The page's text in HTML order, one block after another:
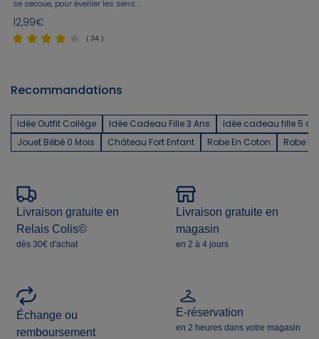
se secoue, pour éveiller les sens.
Papier froissé, grelot, antennes
faciles à saisir et velours doux :
place aux câlins !
12,99€
( 34 )
Recommandations
Idée Outfit Collège Idée Cadeau Fille 3 Ans
Idée cadeau fille 5
Jouet Bébé 0 Mois
Château Fort Enfant Robe En Coton Robe
Livraison gratuite en
Relais Colis©
dès 30€ d'achat
Livraison gratuite en
magasin
en 2 à 4 jours
Échange ou
remboursement
E-réservation
en 2 heures dans votre magasin